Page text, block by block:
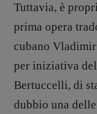
Tuttavia, è
prima opera
cubano
per iniziativa
Bertuccelli, di
dubbio una